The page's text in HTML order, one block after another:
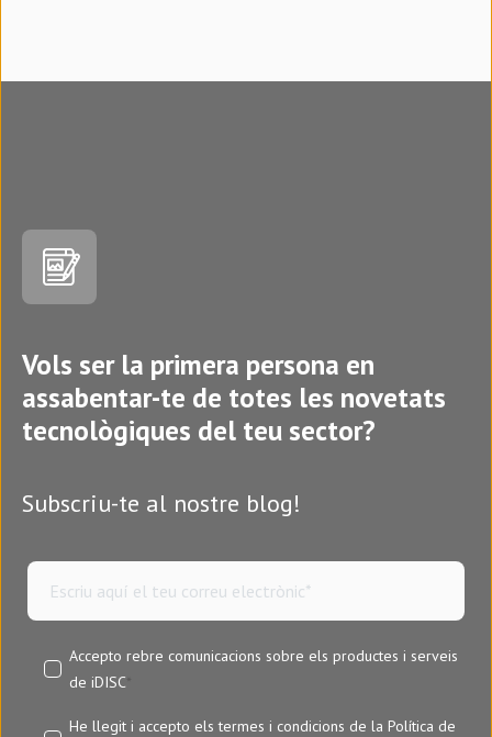
Vols ser la primera persona en
assabentar-te de totes les novetats
tecnològiques del teu sector?
Subscriu-te al nostre blog!
Accepto rebre comunicacions sobre els productes i serveis
de iDISC*
He llegit i accepto els termes i condicions de la Política de